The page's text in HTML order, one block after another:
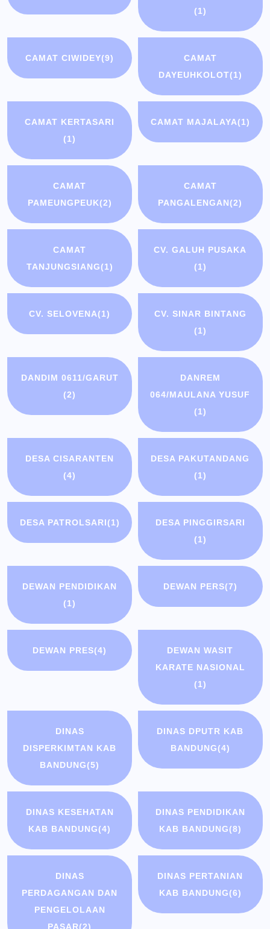
(1)
CAMAT CIWIDEY(9)
CAMAT
DAYEUHKOLOT(1)
CAMAT KERTASARI
(1)
CAMAT MAJALAYA(1)
CAMAT
PAMEUNGPEUK(2)
CAMAT
PANGALENGAN(2)
CAMAT
TANJUNGSIANG(1)
CV. GALUH PUSAKA
(1)
CV. SELOVENA(1)
CV. SINAR BINTANG
(1)
DANDIM 0611/GARUT
(2)
DANREM
064/MAULANA YUSUF
(1)
DESA CISARANTEN
(4)
DESA PAKUTANDANG
(1)
DESA PATROLSARI(1)
DESA PINGGIRSARI
(1)
DEWAN PENDIDIKAN
(1)
DEWAN PERS(7)
DEWAN PRES(4)
DEWAN WASIT
KARATE NASIONAL
(1)
DINAS
DISPERKIMTAN KAB
BANDUNG(5)
DINAS DPUTR KAB
BANDUNG(4)
DINAS KESEHATAN
KAB BANDUNG(4)
DINAS PENDIDIKAN
KAB BANDUNG(8)
DINAS
PERDAGANGAN DAN
PENGELOLAAN
PASAR(2)
DINAS PERTANIAN
KAB BANDUNG(6)